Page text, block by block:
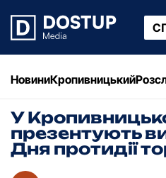
НовиниКропивницький
У
презентують
Дня протидії